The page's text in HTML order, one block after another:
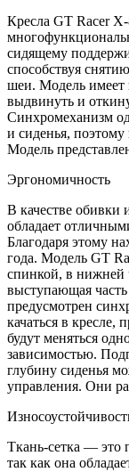
Кресла GT Racer
сидящему
способствуя
шеи. Модель имеет
выдвинуть и
Синхромеханизм
и сиденья, поэтому
Модель
Эргономичность
В качестве обивки
обладает
Благодаря этому
года. Модель GT
спинкой, в нижней
выступающая
предусмотрен
качаться в кресле,
будут меняться
зависимостью.
глубину сиденья
управления. Они
Ткань-сетка — это
так как она